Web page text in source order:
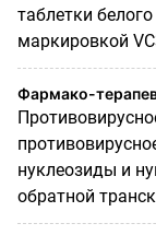
таблетки
маркировкой
Фармако-
нуклеозиды и
обратной